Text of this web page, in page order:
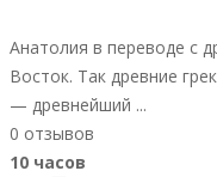
Анатолия в переводе с
Восток. Так древние
— древнейший ...
0 отзывов
10 часов